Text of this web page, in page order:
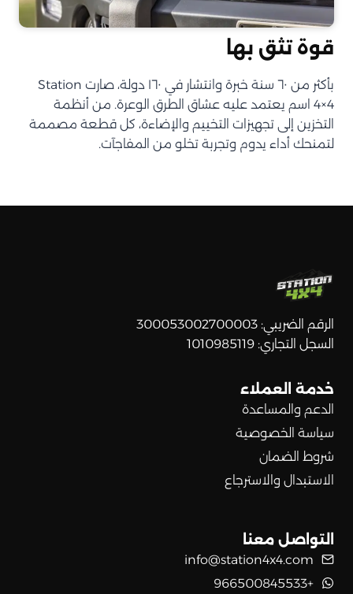
قوة تثق بها
بأكثر من ٦٠ سنة خبرة وانتشار في ١٦٠ دولة، صارت Station
4×4 اسم يعتمد عليه عشاق الطرق الوعرة. من أنظمة
التخزين إلى تجهيزات التخييم والإضاءة، كل قطعة مصممة
لتمنحك أداء يدوم وتجربة تخلو من المفاجآت.
الرقم الضريبي: 300053002700003
السجل التجاري: 1010985119
خدمة العملاء
الدعم والمساعدة
سياسة الخصوصية
شروط الضمان
الاستبدال والاسترجاع
التواصل معنا
info@station4x4.com
+966500845533